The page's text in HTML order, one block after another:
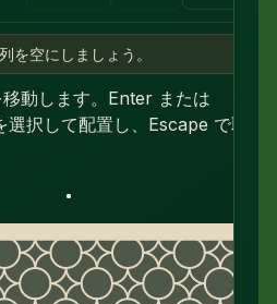
を空にしましょう。
動します。Enter または
択して配置し、Escape で取り